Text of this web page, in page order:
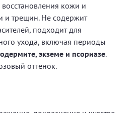
кожи и
и трещин. Не содержит
подходит для
ухода, включая периоды
экземе и псориазе.
оттенок.